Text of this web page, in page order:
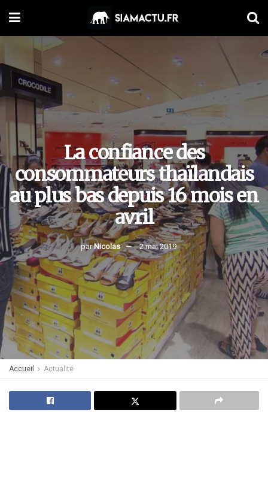
La confiance des
consommateurs thaïlandais
au plus bas depuis 16 mois en
avril
par Nicolas 2 mai 2019
Accueil Actualité